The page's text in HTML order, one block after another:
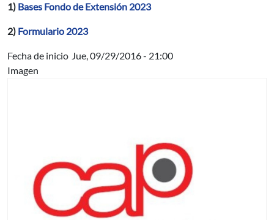
1) Bases Fondo de Extensión 2023
2) Formulario 2023
Fecha de inicio Jue, 09/29/2016 - 21:00
Imagen